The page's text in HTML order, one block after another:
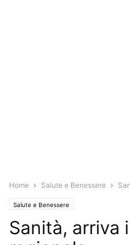
Home Salute e Benessere
Salute e Benessere
Sanità, arriva